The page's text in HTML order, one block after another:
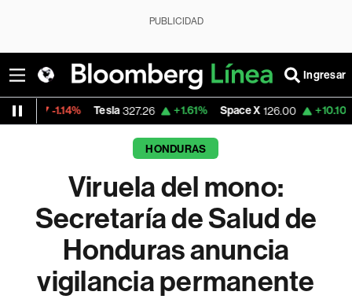
PUBLICIDAD
Ingresar
327.26 +1.61% Space X 126.00 +10.10% Dólar
HONDURAS
Viruela del mono:
Secretaría de Salud de
Honduras anuncia
vigilancia permanente